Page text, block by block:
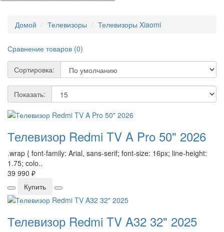
Домой Телевизоры Телевизоры Xiaomi
Сравнение товаров (0)
Сортировка:
Показать:
Телевизор Redmi TV A Pro 50" 2026
.wrap { font-family: Arial, sans-serif; font-size: 16px; line-height:
1.75; colo..
39 990 ₽
Купить
Телевизор Redmi TV A32 32" 2025